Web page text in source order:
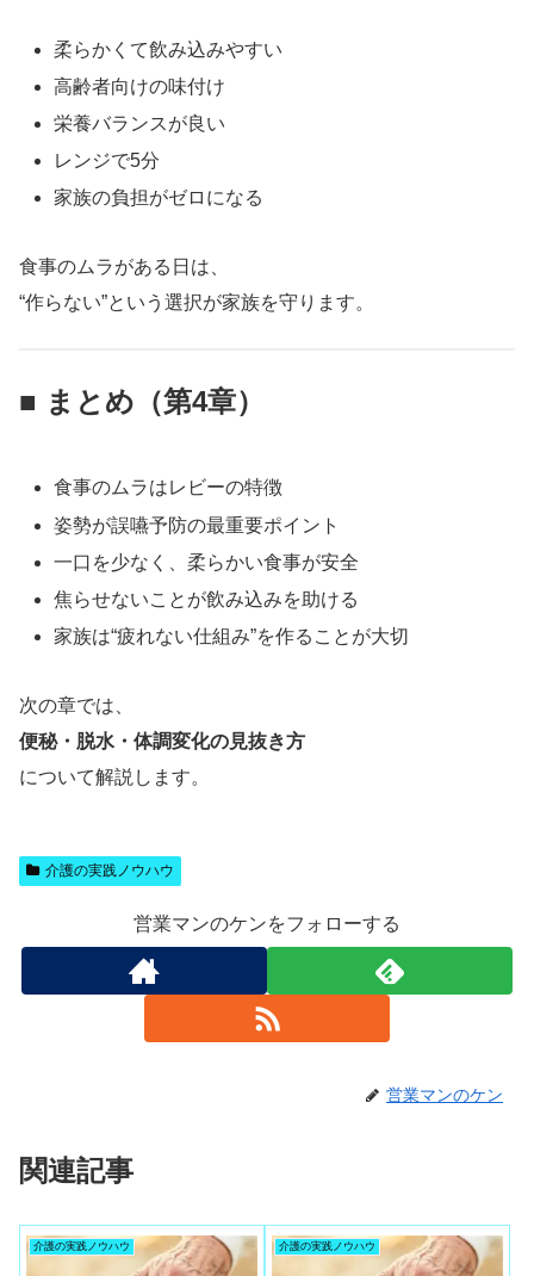
柔らかくて飲み込みやすい
高齢者向けの味付け
栄養バランスが良い
レンジで5分
家族の負担がゼロになる
食事のムラがある日は、
“作らない”という選択が家族を守ります。
■ まとめ（第4章）
食事のムラはレビーの特徴
姿勢が誤嚥予防の最重要ポイント
一口を少なく、柔らかい食事が安全
焦らせないことが飲み込みを助ける
家族は“疲れない仕組み”を作ることが大切
次の章では、
便秘・脱水・体調変化の見抜き方
について解説します。
介護の実践ノウハウ
営業マンのケンをフォローする
営業マンのケン
関連記事
介護の実践ノウハウ 介護の実践ノウハウ